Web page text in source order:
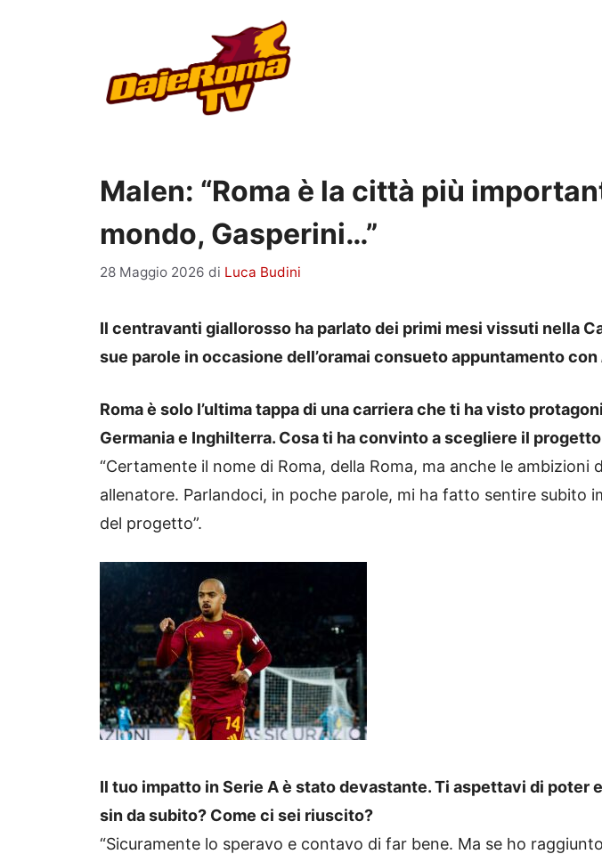
Malen: “Roma è la città più
mondo, Gasperini…”
28 Maggio 2026 di Luca Budini
Il centravanti giallorosso ha parlato dei primi mesi vissuti nella
sue parole in occasione dell’oramai consueto appuntamento con
Roma è solo l’ultima tappa di una carriera che ti ha visto
Germania e Inghilterra. Cosa ti ha convinto a scegliere il
“Certamente il nome di Roma, della Roma, ma anche le ambizioni
allenatore. Parlandoci, in poche parole, mi ha fatto sentire subito
del progetto”.
Il tuo impatto in Serie A è stato devastante. Ti aspettavi di poter
sin da subito? Come ci sei riuscito?
“Sicuramente lo speravo e contavo di far bene. Ma se ho